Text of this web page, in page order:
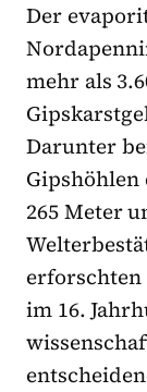
Der
mehr als
Darunter
Gipshöhlen
265 Meter
erforschten
im 16.